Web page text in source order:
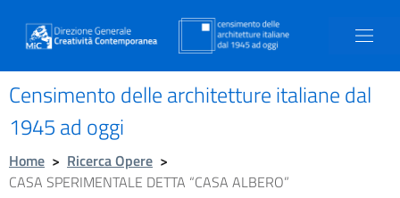
Censimento delle architetture italiane dal
1945 ad oggi
Home > Ricerca Opere >
CASA SPERIMENTALE DETTA “CASA ALBERO”